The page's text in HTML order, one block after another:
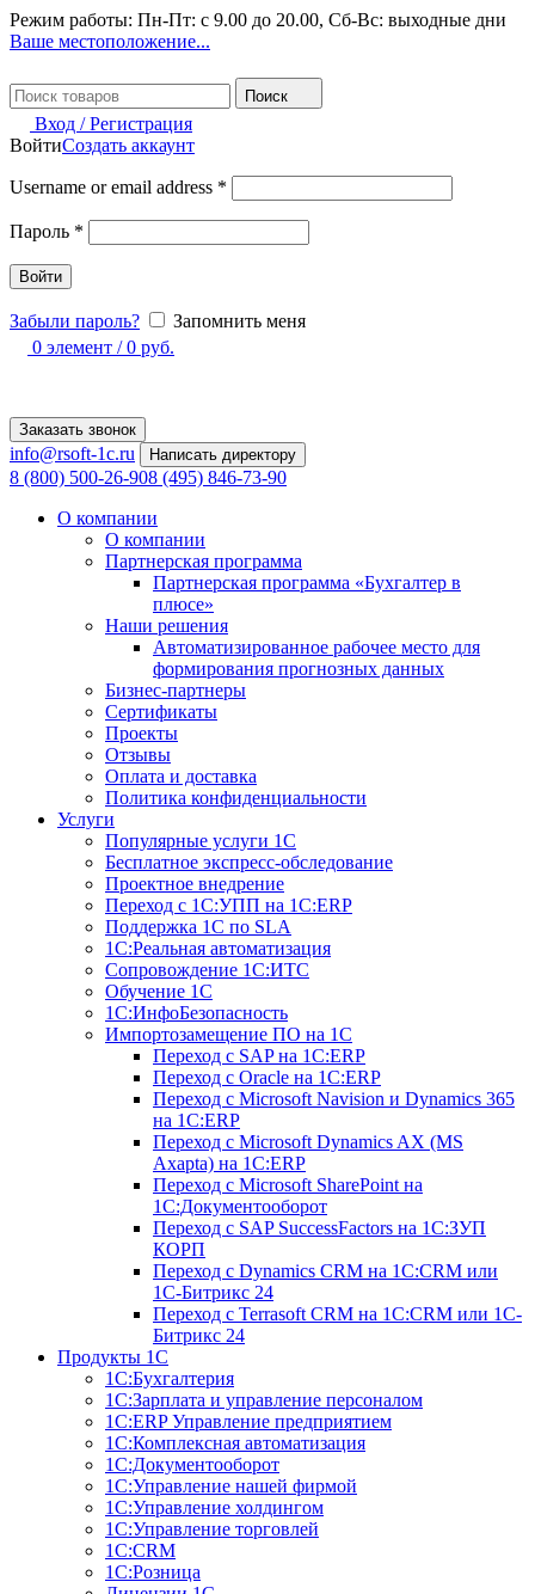
Режим работы: Пн-Пт: с 9.00 до 20.00, Сб-Вс: выходные дни
Ваше местоположение...
Поиск
Вход / Регистрация
ВойтиСоздать аккаунт
Username or email address *
Пароль *
Войти
Забыли пароль?
Запомнить меня
0 элемент / 0 руб.
Заказать звонок
info@rsoft-1c.ru Написать директору
8 (800) 500-26-908 (495) 846-73-90
О компании
О компании
Партнерская программа
Партнерская программа «Бухгалтер в
плюсе»
Наши решения
Автоматизированное рабочее место для
формирования прогнозных данных
Бизнес-партнеры
Сертификаты
Проекты
Отзывы
Оплата и доставка
Политика конфиденциальности
Услуги
Популярные услуги 1С
Бесплатное экспресс-обследование
Проектное внедрение
Переход с 1С:УПП на 1C:ERP
Поддержка 1С по SLA
1С:Реальная автоматизация
Сопровождение 1С:ИТС
Обучение 1С
1С:ИнфоБезопасность
Импортозамещение ПО на 1С
Переход с SAP на 1С:ERP
Переход с Оracle на 1С:ERP
Переход с Microsoft Navision и Dynamics 365
на 1С:ERP
Переход с Microsoft Dynamics AX (MS
Axapta) на 1С:ERP
Переход с Microsoft SharePoint на
1С:Документооборот
Переход с SAP SuccessFactors на 1С:ЗУП
КОРП
Переход с Dynamics CRM на 1С:CRM или
1С-Битрикс 24
Переход с Terrasoft CRM на 1С:CRM или 1С-
Битрикс 24
Продукты 1С
1С:Бухгалтерия
1С:Зарплата и управление персоналом
1С:ERP Управление предприятием
1С:Комплексная автоматизация
1С:Документооборот
1С:Управление нашей фирмой
1C:Управление холдингом
1С:Управление торговлей
1С:CRM
1С:Розница